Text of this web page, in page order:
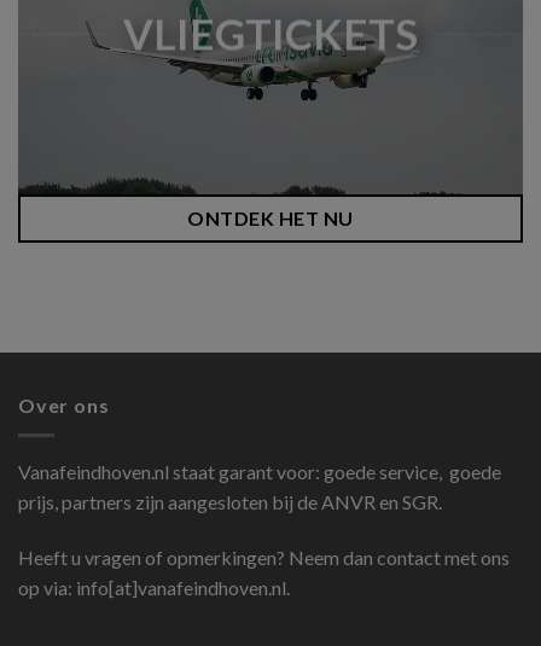
VLIEGTICKETS
ONTDEK HET NU
Over ons
Vanafeindhoven.nl staat garant voor: goede service, goede
prijs, partners zijn aangesloten bij de ANVR en SGR.
Heeft u vragen of opmerkingen? Neem dan contact met ons
op via: info[at]vanafeindhoven.nl.